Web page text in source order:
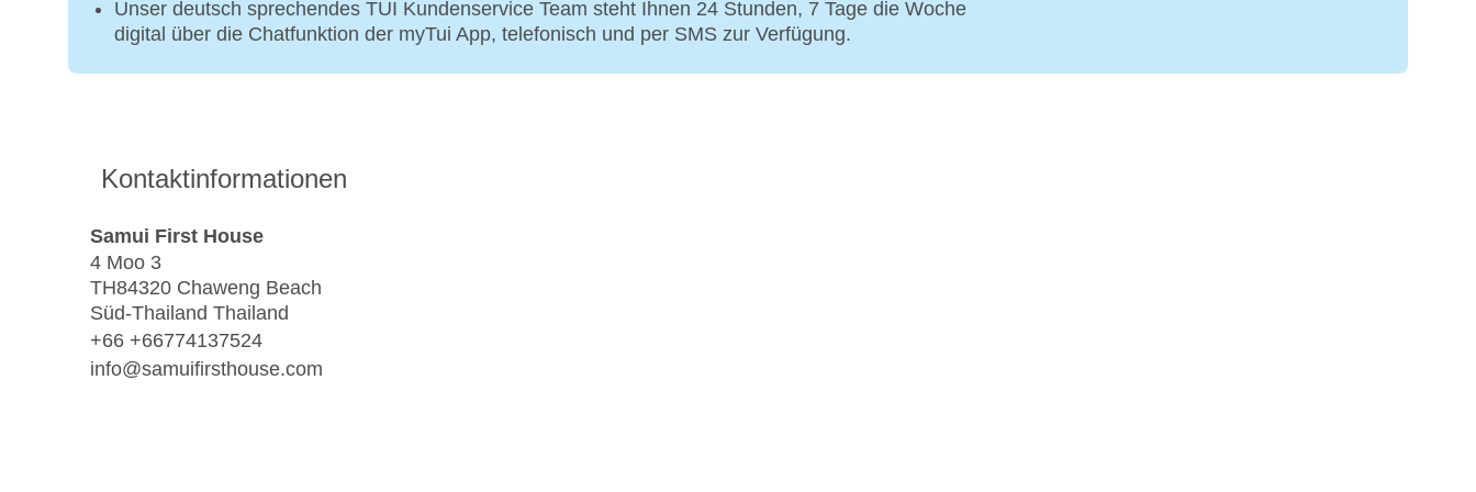
Unser deutsch sprechendes TUI Kundenservice Team steht Ihnen 24 Stunden, 7 Tage die Woche
digital über die Chatfunktion der myTui App, telefonisch und per SMS zur Verfügung.
Kontaktinformationen
Samui First House
4 Moo 3
TH84320 Chaweng Beach
Süd-Thailand Thailand
+66 +66774137524
info@samuifirsthouse.com